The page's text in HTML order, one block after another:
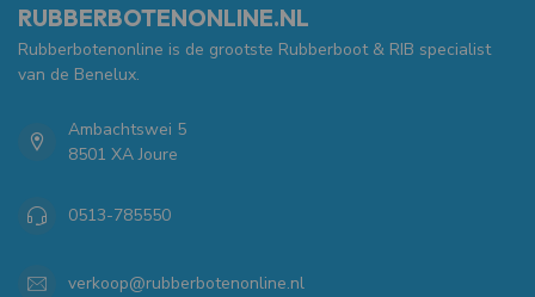
RUBBERBOTENONLINE.NL
Rubberbotenonline is de grootste Rubberboot & RIB specialist
van de Benelux.
Ambachtswei 5
8501 XA Joure
0513-785550
verkoop@rubberbotenonline.nl